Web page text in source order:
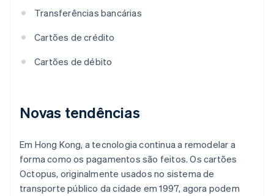
Transferências bancárias
Cartões de crédito
Cartões de débito
Novas tendências
Em Hong Kong, a tecnologia continua a remodelar a
forma como os pagamentos são feitos. Os cartões
Octopus, originalmente usados no sistema de
transporte público da cidade em 1997, agora podem